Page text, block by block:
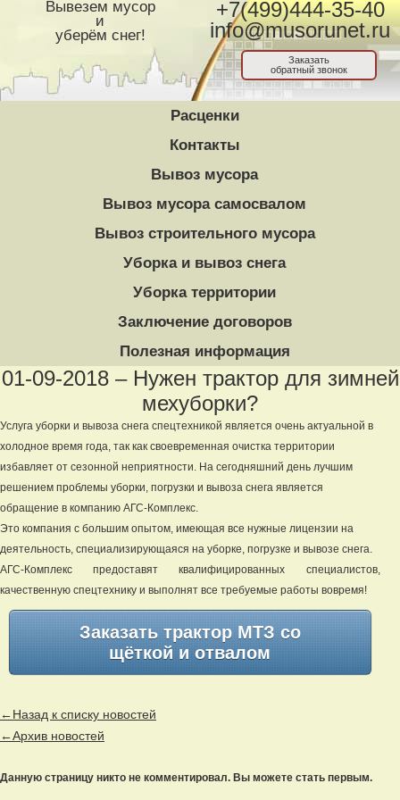
Вывезем мусор
и
уберём снег!
+7(499)444-35-40
info@musorunet.ru
Заказать
обратный звонок
Расценки
Контакты
Вывоз мусора
Вывоз мусора самосвалом
Вывоз строительного мусора
Уборка и вывоз снега
Уборка территории
Заключение договоров
Полезная информация
01-09-2018 – Нужен трактор для зимней
мехуборки?
Услуга уборки и вывоза снега спецтехникой является очень актуальной в
холодное время года, так как своевременная очистка территории
избавляет от сезонной неприятности. На сегодняшний день лучшим
решением проблемы уборки, погрузки и вывоза снега является
обращение в компанию АГС-Комплекс.
Это компания с большим опытом, имеющая все нужные лицензии на
деятельность, специализирующаяся на уборке, погрузке и вывозе снега.
АГС-Комплекс предоставят квалифицированных специалистов,
качественную спецтехнику и выполнят все требуемые работы вовремя!
Заказать трактор МТЗ со
щёткой и отвалом
←Назад к списку новостей
←Архив новостей
Данную страницу никто не комментировал. Вы можете стать первым.